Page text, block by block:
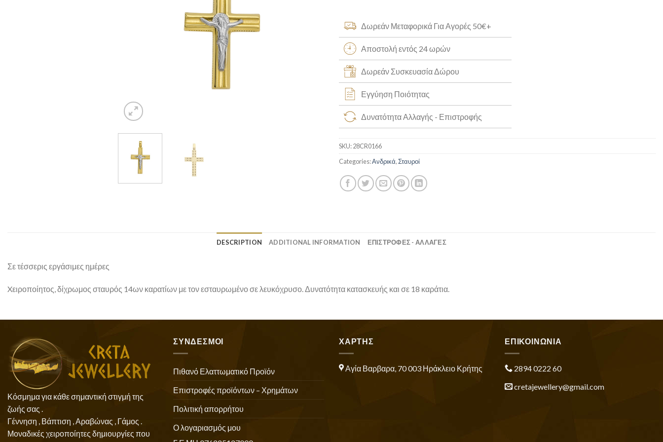
Δωρεάν Μεταφορικά Για Αγορές 50€+
Αποστολή εντός 24 ωρών
Δωρεάν Συσκευασία Δώρου
Εγγύηση Ποιότητας
Δυνατότητα Αλλαγής - Επιστροφής
SKU:28CR0166
Categories:Ανδρικά,Σταυροί
DESCRIPTION ADDITIONAL INFORMATION ΕΠΙΣΤΡΟΦΕΣ - ΑΛΛΑΓΕΣ
Σε τέσσερις εργάσιμες ημέρες
Xειροποίητος, δίχρωμος σταυρός 14ων καρατίων με τον εσταυρωμένο σε λευκόχρυσο. Δυνατότητα κατασκευής και σε 18 καράτια.
Κόσμημα για κάθε σημαντική στιγμή της
ζωής σας .
Γέννηση , Βάπτιση , Αραβώνας , Γάμος .
Μοναδικές χειροποίητες δημιουργίες που
ΣΥΝΔΕΣΜΟΙ
Πιθανό Ελαττωματικό Προϊόν
Επιστροφές προϊόντων – Χρημάτων
Πολιτική απορρήτου
Ο λογαριασμός μου
ΧΑΡΤΗΣ
Αγία Βαρβαρα, 70 003 Ηράκλειο Κρήτης
ΕΠΙΚΟΙΝΩΝΙΑ
2894 0222 60
cretajewellery@gmail.com